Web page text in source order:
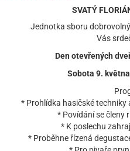
SVATÝ
Jednotka sboru
Vás
Den otevřených
Sobota 9.
* Prohlídka hasičské techniky
* Povídání se členy
* K poslechu
* Proběhne řízená